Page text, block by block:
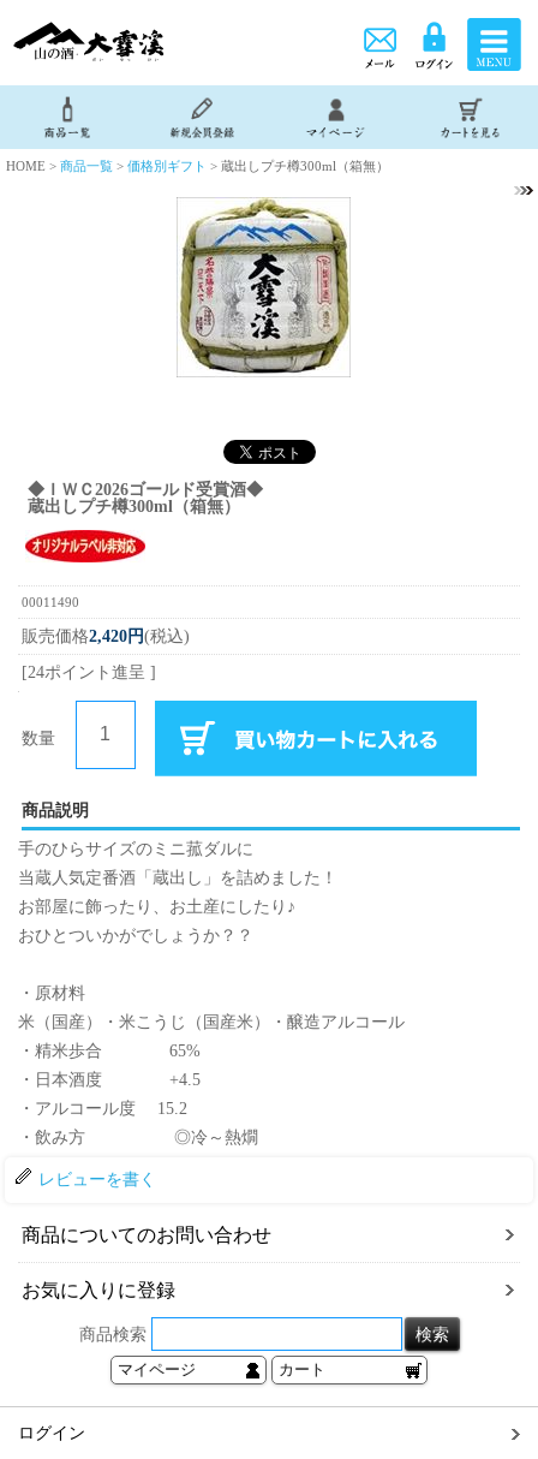
HOME > 商品一覧 > 価格別ギフト > 蔵出しプチ樽300ml（箱無）
◆ＩＷＣ2026ゴールド受賞酒◆
蔵出しプチ樽300ml（箱無）
00011490
販売価格2,420円(税込)
[24ポイント進呈 ]
数量
商品説明
手のひらサイズのミニ菰ダルに
当蔵人気定番酒「蔵出し」を詰めました！
お部屋に飾ったり、お土産にしたり♪
おひとついかがでしょうか？？
・原材料
米（国産）・米こうじ（国産米）・醸造アルコール
・精米歩合 65%
・日本酒度 +4.5
・アルコール度 15.2
・飲み方 ◎冷～熱燗
レビューを書く
商品についてのお問い合わせ
お気に入りに登録
商品検索
マイページ カート
ログイン